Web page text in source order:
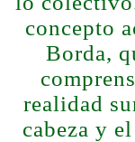
concepto
Borda,
realidad
cabeza y